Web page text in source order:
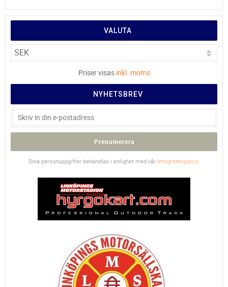
VALUTA
Priser visas inkl. moms
NYHETSBREV
Prenumerera
Dina personuppgifter behandlas i enlighet med vår integritetspolicy.